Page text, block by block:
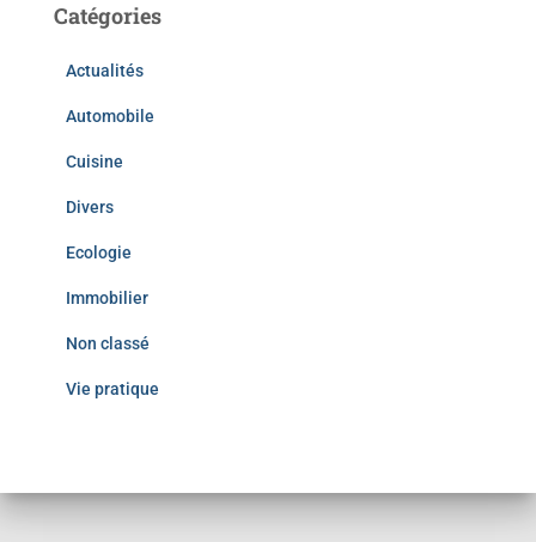
Catégories
Actualités
Automobile
Cuisine
Divers
Ecologie
Immobilier
Non classé
Vie pratique